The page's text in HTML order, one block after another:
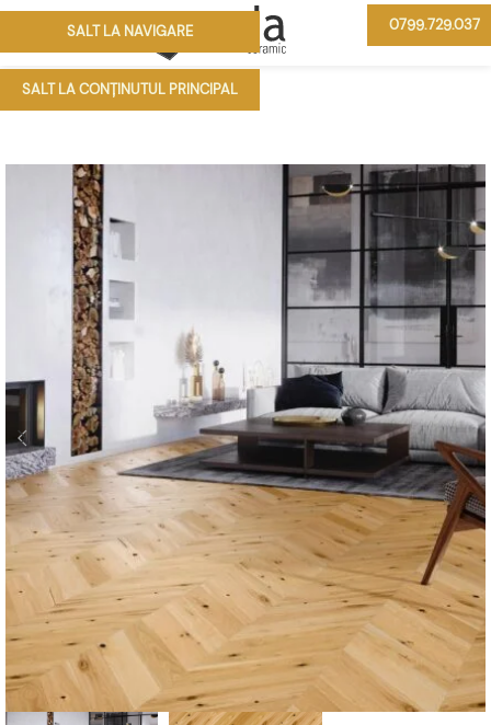
SALT LA NAVIGARE
SALT LA CONȚINUTUL PRINCIPAL
0799.729.037